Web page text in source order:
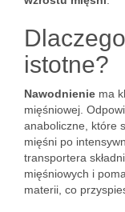
istotne?
Nawodnienie ma
mięśniowej.
anaboliczne, które
mięśni po
transportera
mięśniowych i
materii, co